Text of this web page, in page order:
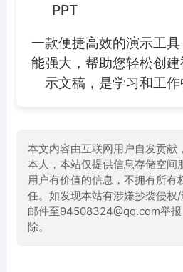
PPT
一款便捷高效的演示工
能强大，帮助您轻松创
示文稿，是学习和工作
本文内容由互联网用户自发贡献
本人，本站仅提供信息存储空间
用户有价值的信息，不拥有所有
任。如发现本站有涉嫌抄袭侵权
邮件至94508324@qq.com举
除。